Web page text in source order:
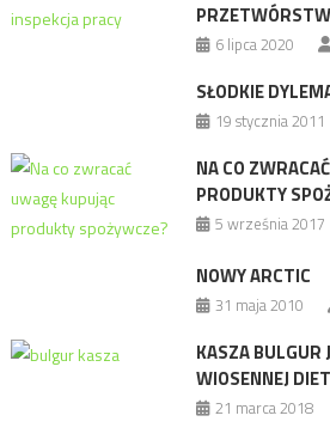
6 lipca 2020
SŁODKIE
19 stycznia 2011
NA CO
PRODUKTY
5 września 2017
NOWY ARCTIC
31 maja 2010
KASZA BULGUR
WIOSENNEJ
21 marca 2018